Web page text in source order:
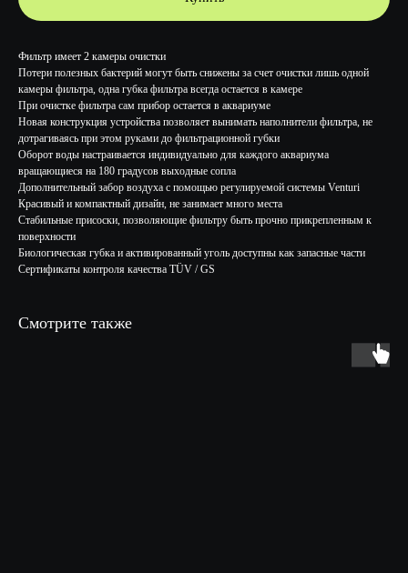
Фильтр имеет 2 камеры очистки
Потери полезных бактерий могут быть снижены за счет очистки лишь одной
камеры фильтра, одна губка фильтра всегда остается в камере
При очистке фильтра сам прибор остается в аквариуме
Новая конструкция устройства позволяет вынимать наполнители фильтра, не
дотрагиваясь при этом руками до фильтрационной губки
Оборот воды настраивается индивидуально для каждого аквариума
вращающиеся на 180 градусов выходные сопла
Дополнительный забор воздуха с помощью регулируемой системы Venturi
Красивый и компактный дизайн, не занимает много места
Стабильные присоски, позволяющие фильтру быть прочно прикрепленным к
поверхности
Биологическая губка и активированный уголь доступны как запасные части
Сертификаты контроля качества TÜV / GS
Смотрите также